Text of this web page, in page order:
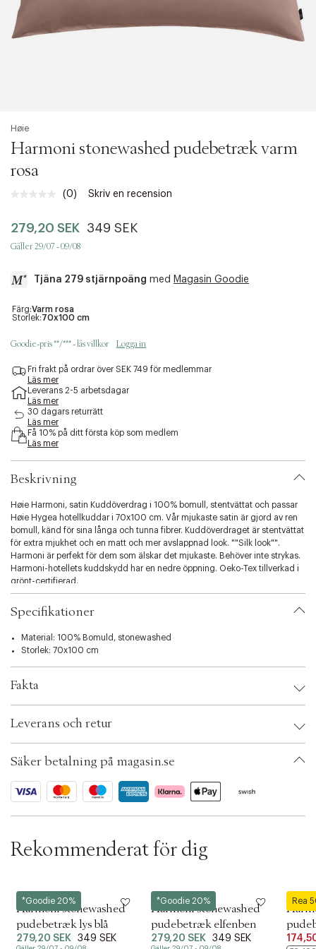
Høie
Harmoni stonewashed pudebetræk varm
rosa
Inget
Länk
till
samma
(0) Skriv en recension
279,20 SEK 349 SEK
Gäller 29/07 - 09/08
Tjäna 279 stjärnpoäng med Magasin Goodie
a
c
e
s
i
b
i
y
.
a
r
i
a
t
i
o
s
l
e
c
t
i
o
n
Färg:Varm rosa
Storlek:70x100 cm
Goodie-pris **/*** - läs villkor Logga in
Fri frakt på ordrar över SEK 749 för medlemmar
Läs mer
Leverans 2-5 arbetsdagar
Läs mer
30 dagars returrätt
Läs mer
Få 10% på ditt första köp som medlem
Läs mer
Beskrivning
Høie Harmoni, satin Kuddöverdrag i 100% bomull, stentvättat och passar
Høie Hygea hotellkuddar i 70x100 cm. Vår mjukaste satin är gjord av ren
bomull, känd för sina långa och tunna fibrer. Kuddöverdraget är stentvättat
för extra mjukhet och en matt och mer avslappnad look. ""Silk look"".
Harmoni är perfekt för dem som älskar det mjukaste. Behöver inte strykas.
Harmoni-hotellets kuddskydd har en nedre öppning. Oeko-Tex tillverkad i
grönt-certifierad.
Specifikationer
Material: 100% Bomuld, stonewashed
Storlek: 70x100 cm
Fakta
EAN: 7034187075219
SKU: S13465605
Leverans och retur
Säker betalning på magasin.se
Rekommenderat för dig
*Goodie 20%
Høie
Harmoni stonewashed
pudebetræk lys blå
279,20 SEK 349 SEK
*Goodie 20%
Høie
Harmoni stonewashed
pudebetræk elfenben
279,20 SEK 349 SEK
Rea
Høie
grøn